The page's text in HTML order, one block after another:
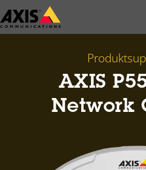
Zum
Hauptinhalt
AXIS
Network